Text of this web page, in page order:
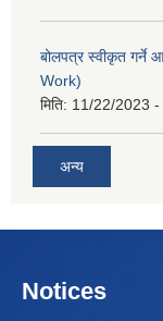
बोलपत्र स्वीकृत
Work)
मिति: 11/22/2023 -
अन्य
Notices